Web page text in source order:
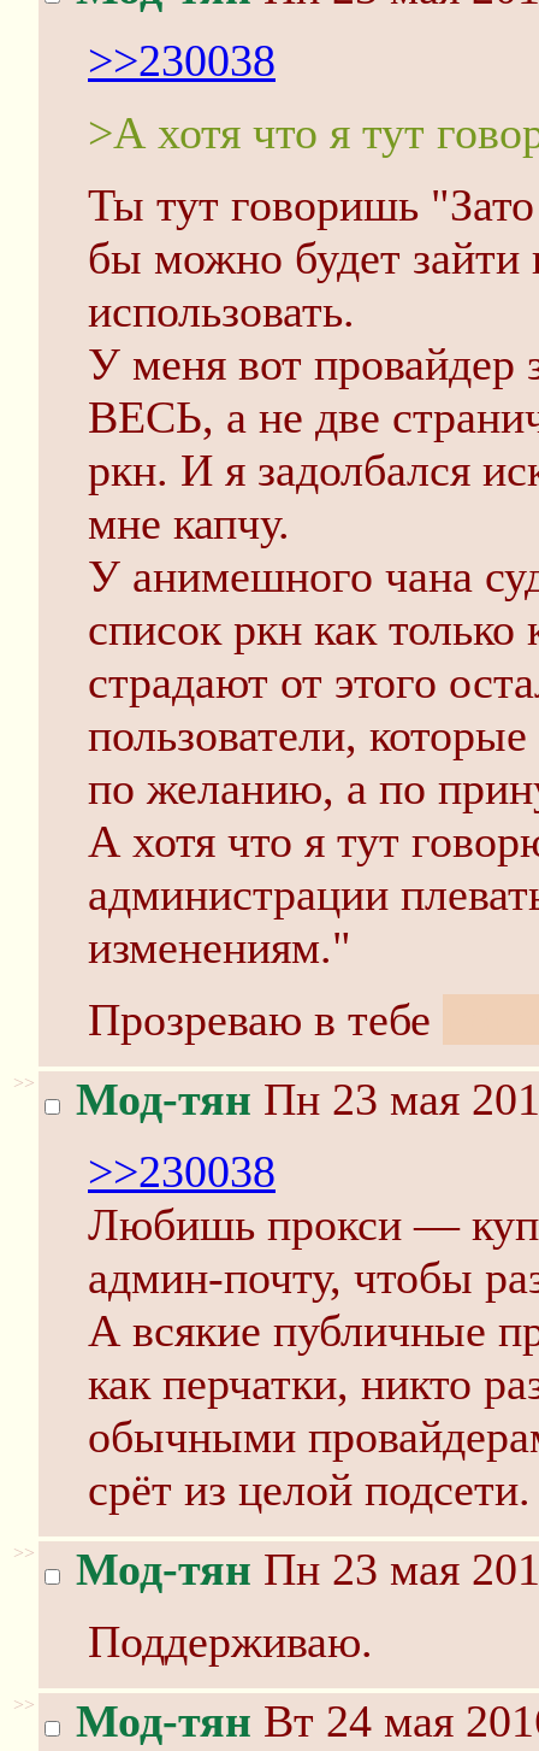
>>230038
>А хотя что я тут
Ты тут говоришь "Зато
бы можно будет зайти
использовать.
У меня вот провайдер
ВЕСЬ, а не две
ркн. И я задолбался
мне капчу.
У анимешного чана
список ркн как
страдают от этого
пользователи,
по желанию, а по
А хотя что я тут
администрации
изменениям."
Прозреваю в тебе
>> Мод-тян Пн 23 мая
>>230038
Любишь прокси —
админ-почту, чтобы
А всякие публичные
как перчатки, никто
обычными
срёт из целой подсети.
>> Мод-тян Пн 23 мая
Поддерживаю.
>> Мод-тян Вт 24 мая